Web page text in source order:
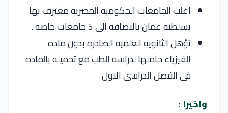
اغلب الجامعات الحكوميه المصريه معترف بها
بسلطنه عمان بالاضافه الى 5 جامعات خاصه .
تؤهل الثانويه العلميه الصادره بدون ماده
الفيزياء حاملها لدراسه الطب مع تحميله بالماده
فى الفصل الدراسى الاول
واخيراً :